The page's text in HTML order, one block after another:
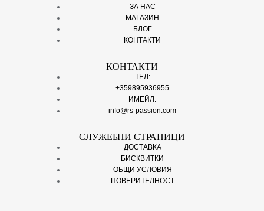
ЗА НАС
МАГАЗИН
БЛОГ
КОНТАКТИ
КОНТАКТИ
ТЕЛ:
+359895936955
ИМЕЙЛ:
info@rs-passion.com
СЛУЖЕБНИ СТРАНИЦИ
ДОСТАВКА
БИСКВИТКИ
ОБЩИ УСЛОВИЯ
ПОВЕРИТЕЛНОСТ